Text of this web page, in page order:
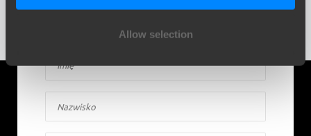
Allow selection
odbiorczej. Inspiracja, wiedza i praktyczne porady –